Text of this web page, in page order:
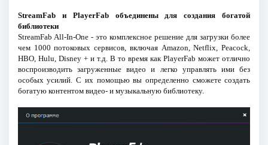
StreamFab и PlayerFab объединены для создания богатой
библиотеки
StreamFab All-In-One - это комплексное решение для загрузки более
чем 1000 потоковых сервисов, включая Amazon, Netflix, Peacock,
HBO, Hulu, Disney + и т.д. В то время как PlayerFab может отлично
воспроизводить загруженные видео и легко управлять ими без
особых усилий. С их помощью вы определенно сможете создать
богатую контентом видео- и музыкальную библиотеку.